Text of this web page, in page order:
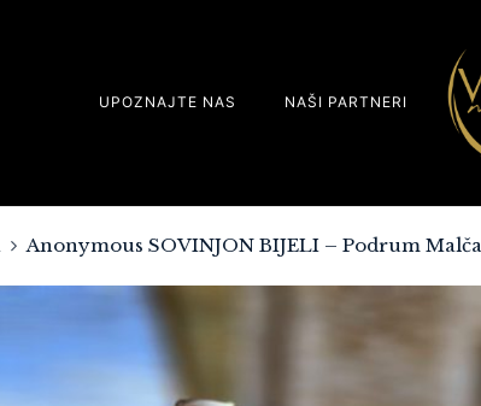
UPOZNAJTE NAS NAŠI PARTNERI
Anonymous SOVINJON BIJELI – Podrum Malča